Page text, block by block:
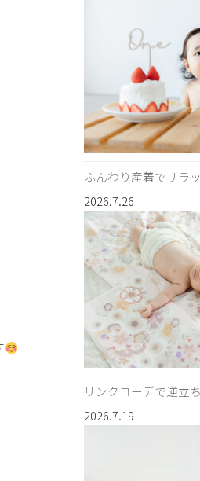
ふんわり産着でリラ
2026.7.26
リンクコーデで逆立ち
2026.7.19